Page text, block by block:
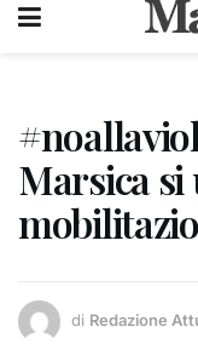
Marsica si
di Redazione